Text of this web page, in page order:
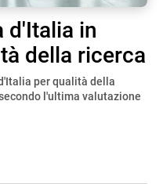
d'Italia in
della ricerca
per qualità della
l'ultima valutazione